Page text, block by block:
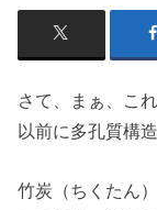
さて、まぁ、こ
以前に多孔質構
竹炭（ちくたん